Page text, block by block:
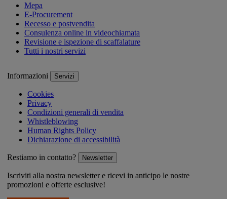
Mepa
E-Procurement
Recesso e postvendita
Consulenza online in videochiamata
Revisione e ispezione di scaffalature
Tutti i nostri servizi
Informazioni Servizi
Cookies
Privacy
Condizioni generali di vendita
Whistleblowing
Human Rights Policy
Dichiarazione di accessibilità
Restiamo in contatto? Newsletter
Iscriviti alla nostra newsletter e ricevi in anticipo le nostre
promozioni e offerte esclusive!